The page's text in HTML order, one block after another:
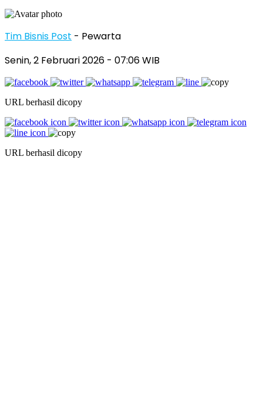
Tim Bisnis Post - Pewarta
Senin, 2 Februari 2026 - 07:06 WIB
URL berhasil dicopy
URL berhasil dicopy